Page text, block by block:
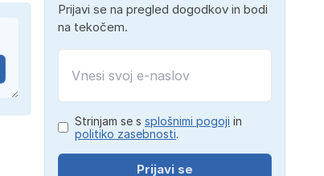
Prijavi se na pregled dogodkov in bodi
na tekočem.
Strinjam se s splošnimi pogoji in
politiko zasebnosti.
Prijavi se